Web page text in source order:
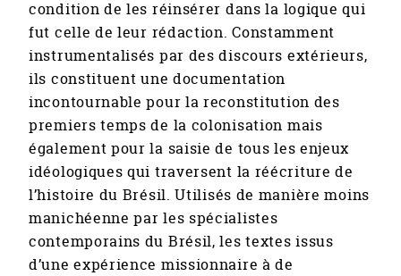
condition de les réinsérer dans la logique qui
fut celle de leur rédaction. Constamment
instrumentalisés par des discours extérieurs,
ils constituent une documentation
incontournable pour la reconstitution des
premiers temps de la colonisation mais
également pour la saisie de tous les enjeux
idéologiques qui traversent la réécriture de
l’histoire du Brésil. Utilisés de manière moins
manichéenne par les spécialistes
contemporains du Brésil, les textes issus
d’une expérience missionnaire à de